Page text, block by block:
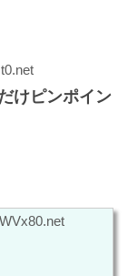
けピンポイン